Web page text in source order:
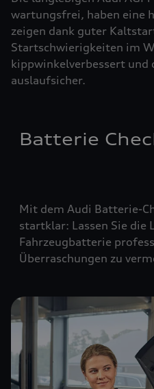
wartungsfrei, haben eine
zeigen dank guter
Startschwierigkeiten im
kippwinkelverbessert und
auslaufsicher.
Batterie
Mit dem Audi Batterie-
startklar: Lassen Sie die
Fahrzeugbatterie
Überraschungen zu